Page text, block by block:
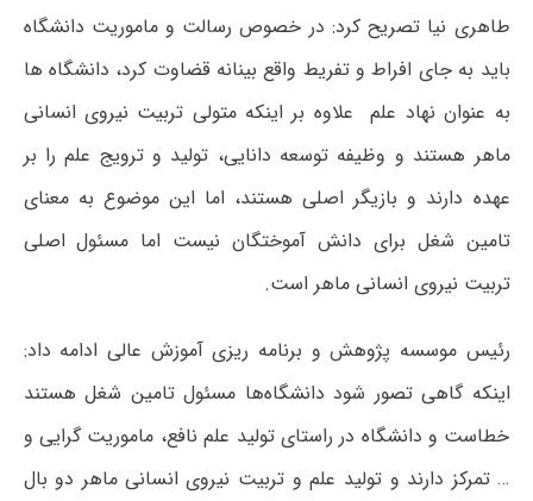
طاهری نیا تصریح کرد: در خصوص رسالت و ماموریت دانشگاه
باید به جای افراط و تفریط واقع بینانه قضاوت کرد، دانشگاه ها
به عنوان نهاد علم علاوه بر اینکه متولی تربیت نیروی انسانی
ماهر هستند و وظیفه توسعه دانایی، تولید و ترویج علم را بر
عهده دارند و بازیگر اصلی هستند، اما این موضوع به معنای
تامین شغل برای دانش آموختگان نیست اما مسئول اصلی
تربیت نیروی انسانی ماهر است.
رئیس موسسه پژوهش و برنامه ریزی آموزش عالی ادامه داد:
اینکه گاهی تصور شود دانشگاه‌ها مسئول تامین شغل هستند
خطاست و دانشگاه در راستای تولید علم نافع، ماموریت گرایی و
… تمرکز دارند و تولید علم و تربیت نیروی انسانی ماهر دو بال